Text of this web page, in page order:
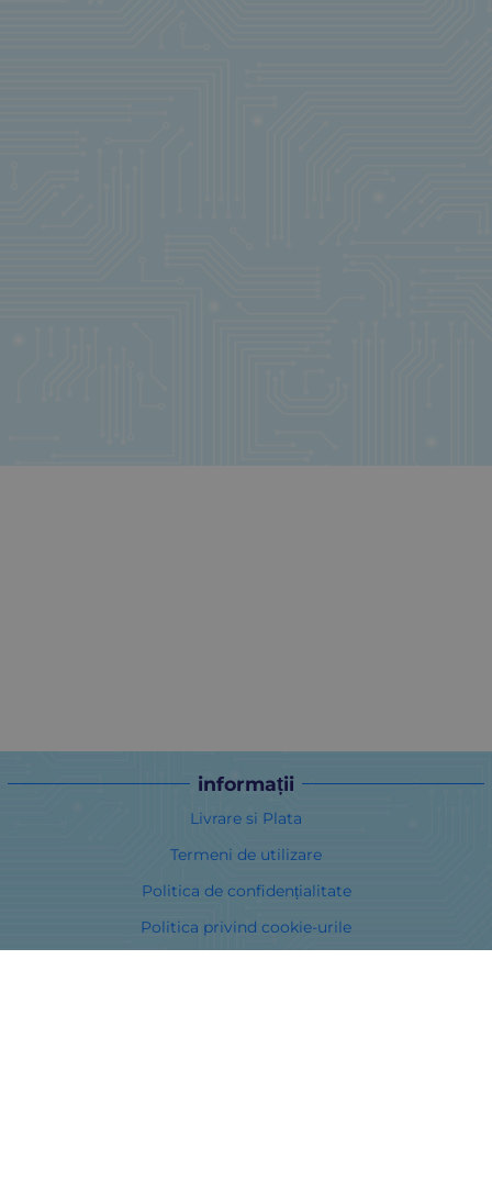
informații
Livrare si Plata
Termeni de utilizare
Politica de confidențialitate
Politica privind cookie-urile